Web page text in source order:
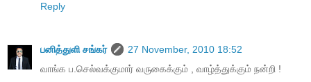
Reply
பனித்துளி சங்கர்
27 November, 2010 18:52
வாங்க ப.செல்வக்குமார் வருகைக்கும் , வாழ்த்துக்கும் நன்றி !